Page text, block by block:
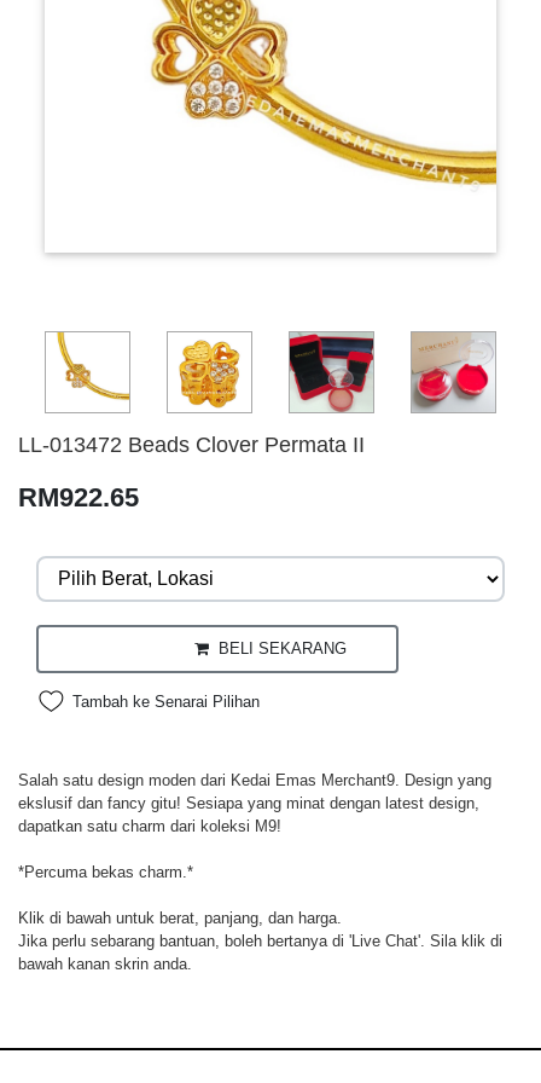
LL-013472 Beads Clover Permata II
RM922.65
BELI SEKARANG
Tambah ke Senarai Pilihan
Salah satu design moden dari Kedai Emas Merchant9. Design yang
ekslusif dan fancy gitu! Sesiapa yang minat dengan latest design,
dapatkan satu charm dari koleksi M9!
*Percuma bekas charm.*
Klik di bawah untuk berat, panjang, dan harga.
Jika perlu sebarang bantuan, boleh bertanya di 'Live Chat'. Sila klik di
bawah kanan skrin anda.